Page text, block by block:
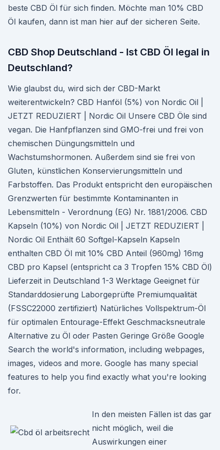
beste CBD Öl für sich finden. Möchte man 10% CBD
Öl kaufen, dann ist man hier auf der sicheren Seite.
CBD Shop Deutschland - Ist CBD Öl legal in
Deutschland?
Wie glaubst du, wird sich der CBD-Markt
weiterentwickeln? CBD Hanföl (5%) von Nordic Oil |
JETZT REDUZIERT | Nordic Oil Unsere CBD Öle sind
vegan. Die Hanfpflanzen sind GMO-frei und frei von
chemischen Düngungsmitteln und
Wachstumshormonen. Außerdem sind sie frei von
Gluten, künstlichen Konservierungsmitteln und
Farbstoffen. Das Produkt entspricht den europäischen
Grenzwerten für bestimmte Kontaminanten in
Lebensmitteln - Verordnung (EG) Nr. 1881/2006. CBD
Kapseln (10%) von Nordic Oil | JETZT REDUZIERT |
Nordic Oil Enthält 60 Softgel-Kapseln Kapseln
enthalten CBD Öl mit 10% CBD Anteil (960mg) 16mg
CBD pro Kapsel (entspricht ca 3 Tropfen 15% CBD Öl)
Lieferzeit in Deutschland 1-3 Werktage Geeignet für
Standarddosierung Laborgeprüfte Premiumqualität
(FSSC22000 zertifiziert) Natürliches Vollspektrum-Öl
für optimalen Entourage-Effekt Geschmacksneutrale
Alternative zu Öl oder Pasten Geringe Größe Google
Search the world's information, including webpages,
images, videos and more. Google has many special
features to help you find exactly what you're looking
for.
In den meisten Fällen ist das gar
nicht möglich, weil die
Auswirkungen einer